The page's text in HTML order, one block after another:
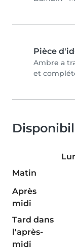
Pièce
Ambre a
et
Matin
Après
midi
Tard dans
l'après-
midi